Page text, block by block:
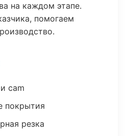
на каждом этапе.
помогаем
cam
покрытия
резка